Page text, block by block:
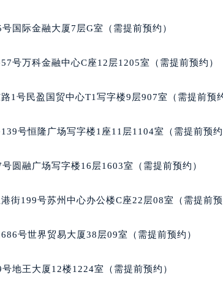
沈阳市沈河区中街路137号亨得利名表维修授权店
朝阳区建国门外大街甲6号华熙国际中心D座11层
定市竞秀区朝阳北大街北国先天下格拉苏蒂售后
自治区巴彦淖尔市临河区新华街格拉苏蒂售后服务
自治区赤峰市红山区哈达街格拉苏蒂售后服务中心
自治区呼伦贝尔市海拉尔区中央街格拉苏蒂售后服
自治区乌海市海勃湾区人民南路格拉苏蒂售后服务
自治区锡林郭勒盟市锡林浩特市光明街与额尔敦路
国际金融大厦7层G室（需提前预约）
号万科金融中心C座12层1205室（需提前预约）
1号民盈国贸中心T1写字楼9层907室（需提前预
号恒隆广场写字楼1座11层1104室（需提前预约
圆融广场写字楼16层1603室（需提前预约）
街199号苏州中心办公楼C座22层08室（需提前预
号世界贸易大厦38层09室（需提前预约）
地王大厦12楼1224室（需提前预约）